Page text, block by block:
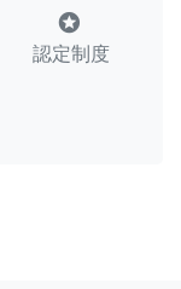
stars
認定制度